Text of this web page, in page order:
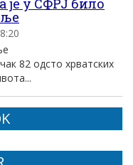
је у СФРЈ било
82 одсто хрватских